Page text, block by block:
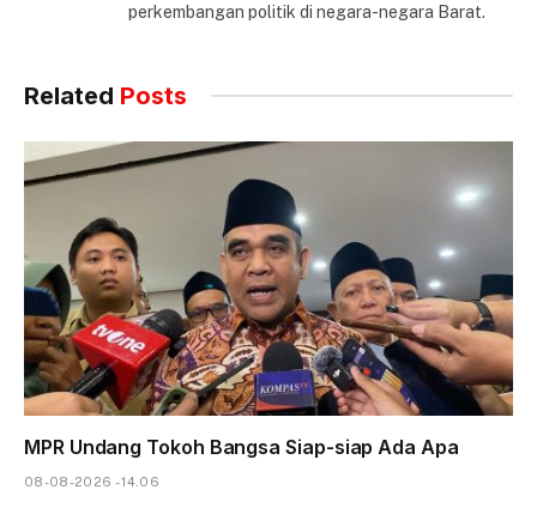
perkembangan politik di negara-negara Barat.
Related Posts
MPR Undang Tokoh Bangsa Siap-siap Ada Apa
08-08-2026 - 14.06